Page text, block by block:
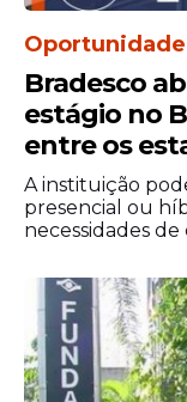
Oportunidade
Bradesco
estágio no
entre os
A instituição
presencial ou
necessidades de